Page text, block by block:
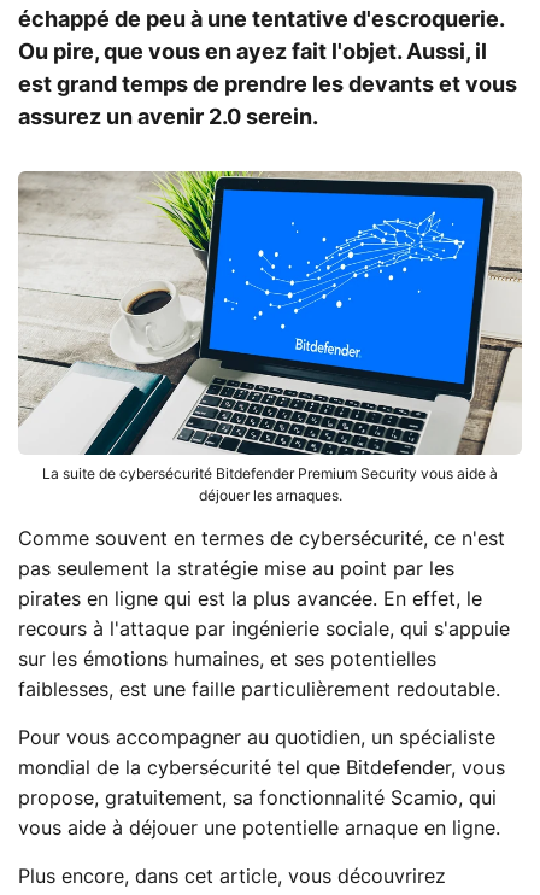
échappé de peu à une tentative d'escroquerie.
Ou pire, que vous en ayez fait l'objet. Aussi, il
est grand temps de prendre les devants et vous
assurez un avenir 2.0 serein.
La suite de cybersécurité Bitdefender Premium Security vous aide à
déjouer les arnaques.
Comme souvent en termes de cybersécurité, ce n'est
pas seulement la stratégie mise au point par les
pirates en ligne qui est la plus avancée. En effet, le
recours à l'attaque par ingénierie sociale, qui s'appuie
sur les émotions humaines, et ses potentielles
faiblesses, est une faille particulièrement redoutable.
Pour vous accompagner au quotidien, un spécialiste
mondial de la cybersécurité tel que Bitdefender, vous
propose, gratuitement, sa fonctionnalité Scamio, qui
vous aide à déjouer une potentielle arnaque en ligne.
Plus encore, dans cet article, vous découvrirez